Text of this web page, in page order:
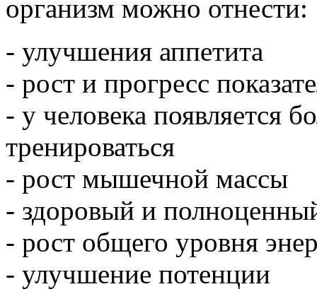
организм можно отнести:
- улучшения аппетита
- рост и прогресс
- у человека появляется
тренироваться
- рост мышечной массы
- здоровый и
- рост общего уровня
- улучшение потенции